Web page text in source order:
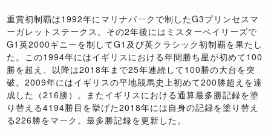
重賞初制覇は1992年にマリナパークで制したG3プリンセスマ
ーガレットステークス。その2年後にはミスターベイリーズで
G1英2000ギニーを制してG1及び英クラシック初制覇を果たし
た。この1994年にはイギリスにおける年間勝ち星が初めて100
勝を超え、以降は2018年まで25年連続して100勝の大台を突
破。2009年にはイギリスの平地競馬史上初めて200勝超えを達
成した（216勝）。またイギリスにおける通算最多勝記録を塗
り替える4194勝目を挙げた2018年には自身の記録を塗り替え
る226勝をマーク。最多勝記録を更新した。